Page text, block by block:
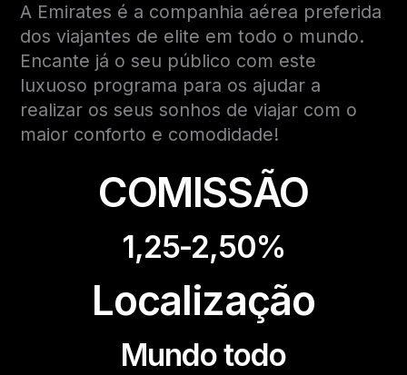
A Emirates é a companhia aérea preferida
dos viajantes de elite em todo o mundo.
Encante já o seu público com este
luxuoso programa para os ajudar a
realizar os seus sonhos de viajar com o
maior conforto e comodidade!
COMISSÃO
1,25-2,50%
Localização
Mundo todo